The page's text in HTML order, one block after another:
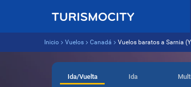
Inicio Vuelos Canadá Vuelos baratos a Sarnia
Ida/Vuelta Ida